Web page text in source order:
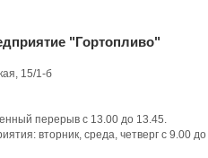
"Гортопливо"
, 15/1-б
перерыв с 13.00 до 13.45.
вторник, среда, четверг с 9.00 до